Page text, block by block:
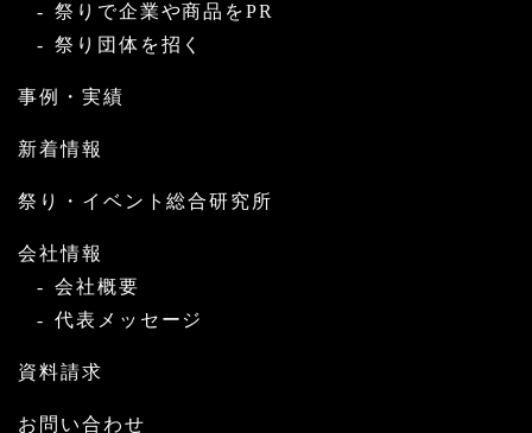
祭りで企業や商品をPR
祭り団体を招く
事例・実績
新着情報
祭り・イベント総合研究所
会社情報
会社概要
代表メッセージ
資料請求
お問い合わせ